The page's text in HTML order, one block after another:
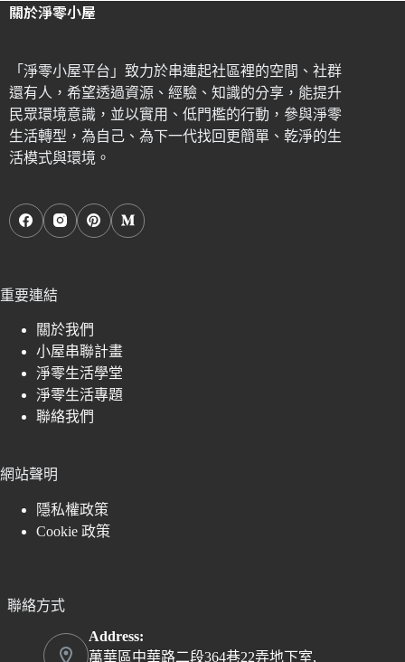
關於淨零小屋
「淨零小屋平台」致力於串連起社區裡的空間、社群
還有人，希望透過資源、經驗、知識的分享，能提升
民眾環境意識，並以實用、低門檻的行動，參與淨零
生活轉型，為自己、為下一代找回更簡單、乾淨的生
活模式與環境。
重要連結
關於我們
小屋串聯計畫
淨零生活學堂
淨零生活專題
聯絡我們
網站聲明
隱私權政策
Cookie 政策
聯絡方式
Address:
萬華區中華路二段364巷22弄地下室,